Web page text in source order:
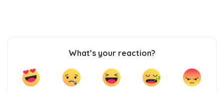
What’s your reaction?